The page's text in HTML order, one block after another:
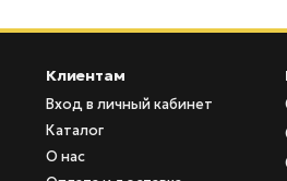
Клиентам
Вход в личный кабинет
Каталог
О нас